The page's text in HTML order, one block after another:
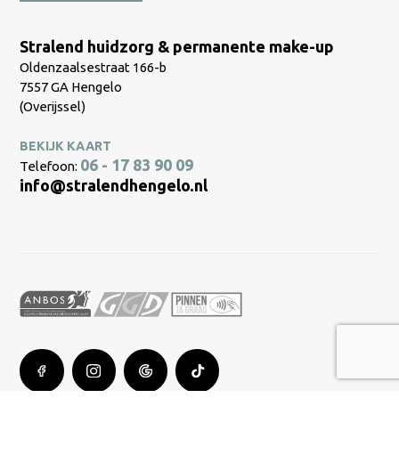
Stralend huidzorg & permanente make-up
Oldenzaalsestraat 166-b
7557 GA Hengelo
(Overijssel)
BEKIJK KAART
Telefoon: 06 - 17 83 90 09
info@stralendhengelo.nl